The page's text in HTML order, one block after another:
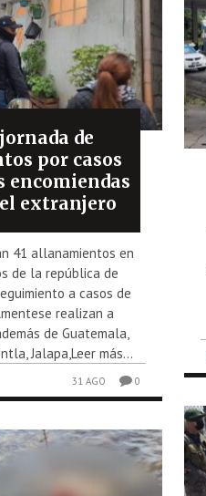
de
por casos
encomiendas
extranjero
41 allanamientos en
de la república de
a casos de
realizan a
de Guatemala,
Jalapa,Leer más...
31 AGO 0